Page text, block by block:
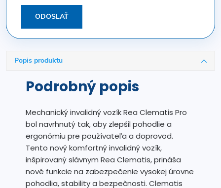
ODOSLAŤ
Popis produktu
Podrobný popis
Mechanický invalidný vozík Rea Clematis Pro
bol navrhnutý tak, aby zlepšil pohodlie a
ergonómiu pre používateľa a doprovod.
Tento nový komfortný invalidný vozík,
inšpirovaný slávnym Rea Clematis, prináša
nové funkcie na zabezpečenie vysokej úrovne
pohodlia, stability a bezpečnosti. Clematis